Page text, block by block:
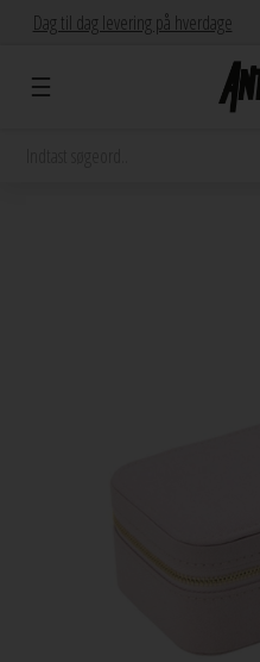
Dag til dag levering på hverdage